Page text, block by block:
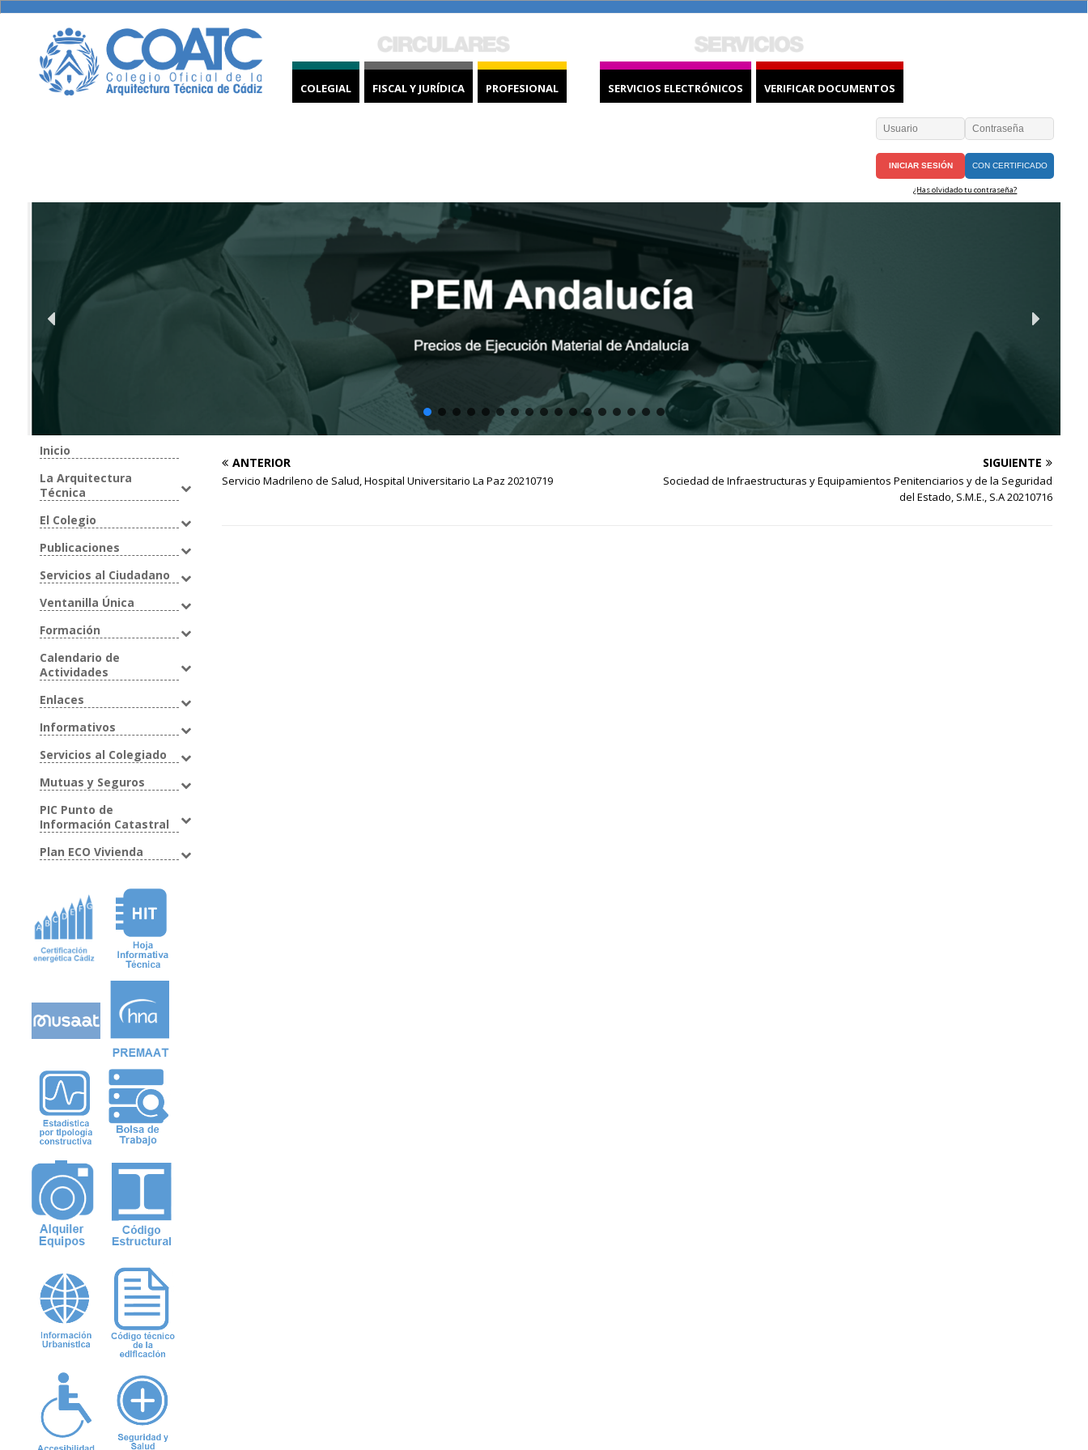
COLEGIAL FISCAL Y JURÍDICA PROFESIONAL SERVICIOS ELECTRÓNICOS VERIFICAR DOCUMENTOS
CON CERTIFICADO
¿Has olvidado tu contraseña?
ANTERIOR
Servicio Madrileno de Salud, Hospital Universitario La Paz 20210719
SIGUIENTE
Sociedad de Infraestructuras y Equipamientos Penitenciarios y de la Seguridad
del Estado, S.M.E., S.A 20210716
Inicio
La Arquitectura
Técnica
El Colegio
Publicaciones
Servicios al Ciudadano
Ventanilla Única
Formación
Calendario de
Actividades
Enlaces
Informativos
Servicios al Colegiado
Mutuas y Seguros
PIC Punto de
Información Catastral
Plan ECO Vivienda